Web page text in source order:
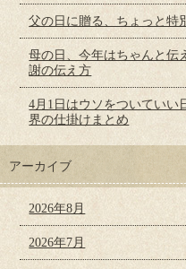
父の日に贈る、ちょっと特
母の日、今年はちゃんと伝
謝の伝え方
4月1日はウソをついていい
界の仕掛けまとめ
アーカイブ
2026年8月
2026年7月